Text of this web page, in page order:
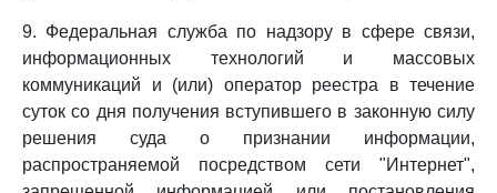
9. Федеральная служба по надзору в сфере связи,
информационных технологий и массовых
коммуникаций и (или) оператор реестра в течение
суток со дня получения вступившего в законную силу
решения суда о признании информации,
распространяемой посредством сети "Интернет",